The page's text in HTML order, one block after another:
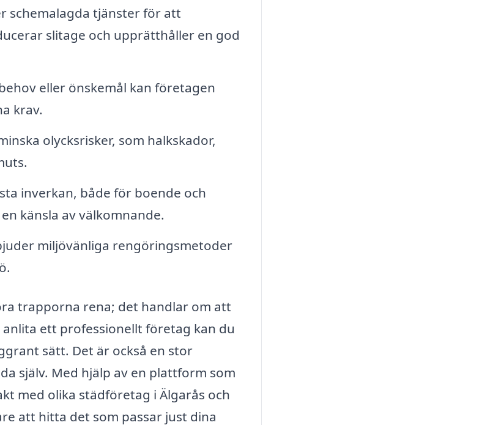
schemalagda tjänster för att
slitage och upprätthåller en god
eller önskemål kan företagen
krav.
olycksrisker, som halkskador,
inverkan, både för boende och
känsla av välkomnande.
miljövänliga rengöringsmetoder
trapporna rena; det handlar om att
ett professionellt företag kan du
sätt. Det är också en stor
själv. Med hjälp av en plattform som
med olika städföretag i Älgarås och
att hitta det som passar just dina